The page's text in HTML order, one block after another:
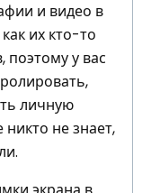
и видео в
их кто-то
поэтому у вас
личную
не знает,